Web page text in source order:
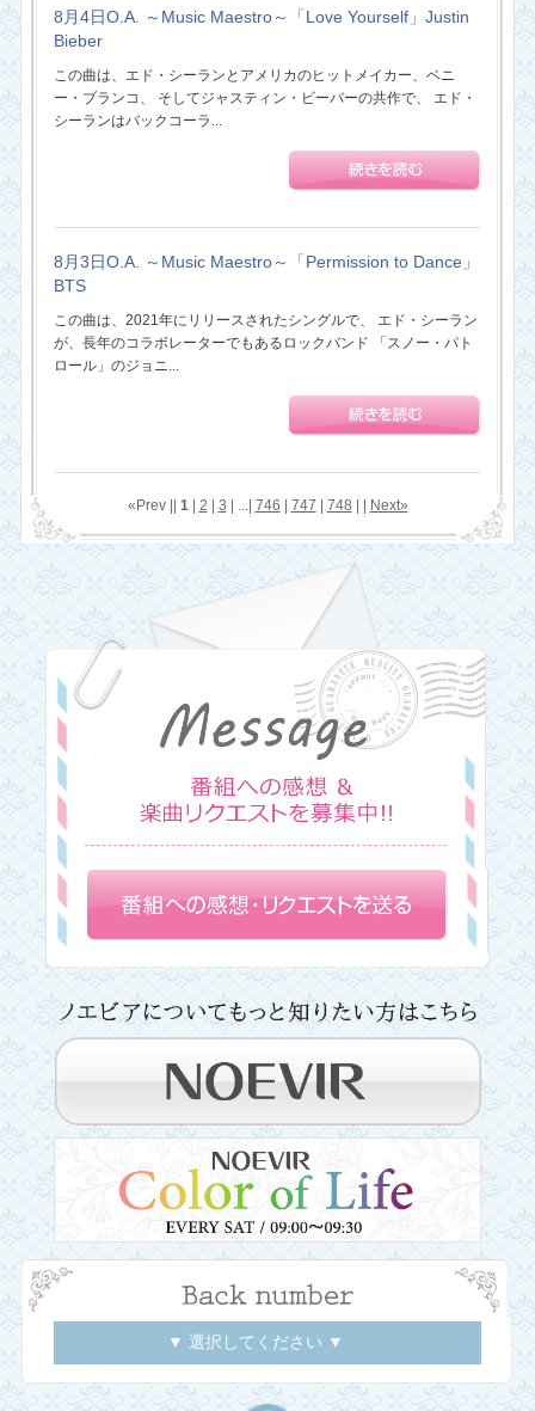
8月4日O.A. ～Music Maestro～「Love Yourself」Justin
Bieber
この曲は、エド・シーランとアメリカのヒットメイカー、ベニ
ー・ブランコ、 そしてジャスティン・ビーバーの共作で、 エド・
シーランはバックコーラ...
8月3日O.A. ～Music Maestro～「Permission to Dance」
BTS
この曲は、2021年にリリースされたシングルで、 エド・シーラン
が、長年のコラボレーターでもあるロックバンド 「スノー・パト
ロール」のジョニ...
«Prev || 1| 2 3 | ...| 746 747 748 Next»